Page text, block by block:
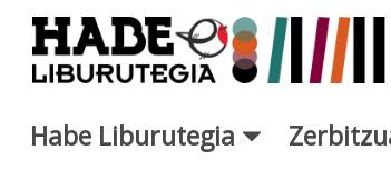
Eduki nagusira joan
Habe Liburutegia